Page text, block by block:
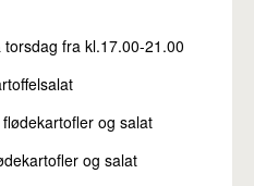
fra kl.17.00-21.00
og salat
og salat